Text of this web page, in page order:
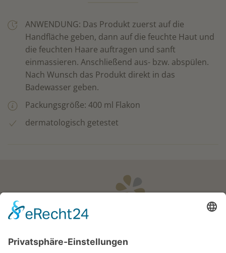
ANWENDUNG: Das Produkt zuerst auf die
Handfläche geben, dann auf die feuchte Haut und
die feuchten Haare auftragen und sanft
einmassieren. Anschließend aus- bzw. abspülen.
Nach Wunsch das Produkt direkt in das
Badewasser geben.
Packungsgröße: 400 ml Flakon
dermatologisch getestet